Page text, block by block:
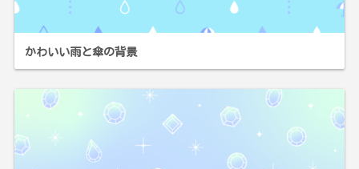
かわいい雨と傘の背景